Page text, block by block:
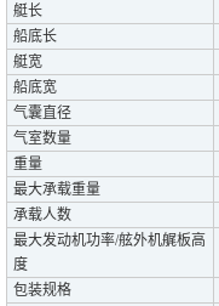
艇长
船底长
艇宽
船底宽
气囊直径
气室数量
重量
最大承载重量
承载人数
最大发动机功率/舷外机艉板高
度
包装规格